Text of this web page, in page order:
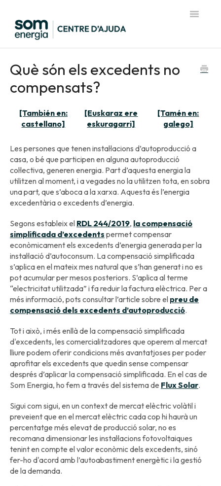
Toggle
Què són els excedents no
compensats?
[También en:
castellano]
[Euskaraz ere
eskuragarri]
[Tamén en:
galego]
Les persones que tenen instal·lacions d’autoproducció a
casa, o bé que participen en alguna autoproducció
col·lectiva, generen energia. Part d’aquesta energia la
utilitzen al moment, i a vegades no la utilitzen tota, en sobra
una part, que s’aboca a la xarxa. Aquesta és l’energia
excedentària o excedents d’energia.
Segons estableix el RDL 244/2019, la compensació
simplificada d’excedents permet compensar
econòmicament els excedents d’energia generada per la
instal·lació d’autoconsum. La compensació simplificada
s’aplica en el mateix mes natural que s’han generat i no es
pot acumular per mesos posteriors. S’aplica al terme
“electricitat utilitzada” i fa reduir la factura elèctrica. Per a
més informació, pots consultar l’article sobre el preu de
compensació dels excedents d’autoproducció.
Tot i això, i més enllà de la compensació simplificada
d'excedents, les comercialitzadores que operem al mercat
lliure podem oferir condicions més avantatjoses per poder
aprofitar els excedents que quedin sense compensar
després d’aplicar la compensació simplificada. En el cas de
Som Energia, ho fem a través del sistema de Flux Solar.
Sigui com sigui, en un context de mercat elèctric volàtil i
preveient que en el mercat elèctric cada cop hi haurà un
percentatge més elevat de producció solar, no es
recomana dimensionar les instal·lacions fotovoltaiques
tenint en compte el valor econòmic dels excedents, sinó
fer-ho d'acord amb l’autoabastiment energètic i la gestió
de la demanda.